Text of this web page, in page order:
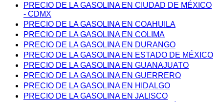
PRECIO DE LA GASOLINA EN CIUDAD DE MÉXICO
- CDMX
PRECIO DE LA GASOLINA EN COAHUILA
PRECIO DE LA GASOLINA EN COLIMA
PRECIO DE LA GASOLINA EN DURANGO
PRECIO DE LA GASOLINA EN ESTADO DE MÉXICO
PRECIO DE LA GASOLINA EN GUANAJUATO
PRECIO DE LA GASOLINA EN GUERRERO
PRECIO DE LA GASOLINA EN HIDALGO
PRECIO DE LA GASOLINA EN JALISCO